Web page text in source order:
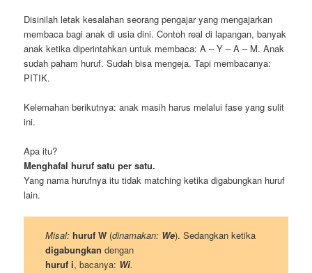
Disinilah letak kesalahan seorang pengajar yang mengajarkan
membaca bagi anak di usia dini. Contoh real di lapangan, banyak
anak ketika diperintahkan untuk membaca: A – Y – A – M. Anak
sudah paham huruf. Sudah bisa mengeja. Tapi membacanya:
PITIK.
Kelemahan berikutnya: anak masih harus melalui fase yang sulit
ini.
Apa itu?
Menghafal huruf satu per satu.
Yang nama hurufnya itu tidak matching ketika digabungkan huruf
lain.
Misal: huruf W(dinamakan: We). Sedangkan ketika
digabungkan dengan
huruf i, bacanya: Wi.